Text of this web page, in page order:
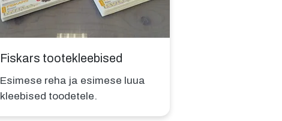
Fiskars tootekleebised
Esimese reha ja esimese luua
kleebised toodetele.